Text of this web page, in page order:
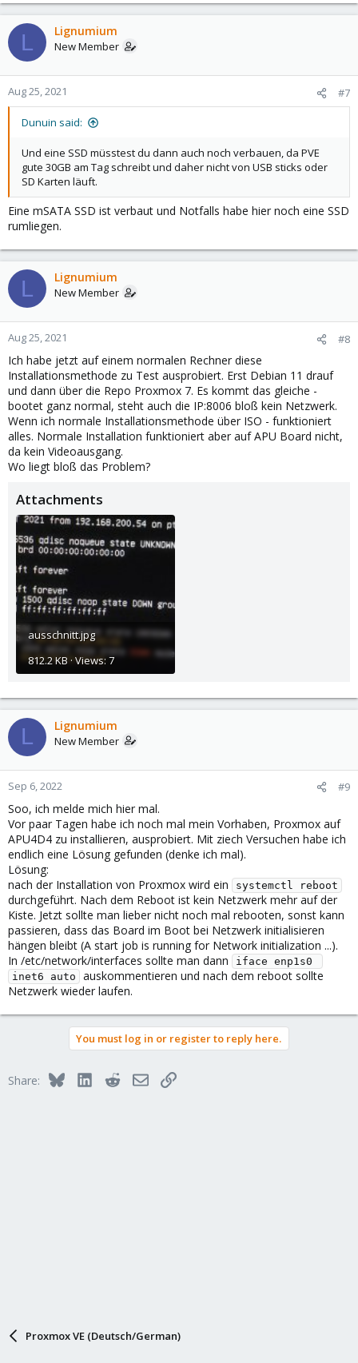
L Lignumium
New Member
Aug 25, 2021 #7
Dunuin said:
Und eine SSD müsstest du dann auch noch verbauen, da PVE
gute 30GB am Tag schreibt und daher nicht von USB sticks oder
SD Karten läuft.
Eine mSATA SSD ist verbaut und Notfalls habe hier noch eine SSD
rumliegen.
L Lignumium
New Member
Aug 25, 2021 #8
Ich habe jetzt auf einem normalen Rechner diese
Installationsmethode zu Test ausprobiert. Erst Debian 11 drauf
und dann über die Repo Proxmox 7. Es kommt das gleiche -
bootet ganz normal, steht auch die IP:8006 bloß kein Netzwerk.
Wenn ich normale Installationsmethode über ISO - funktioniert
alles. Normale Installation funktioniert aber auf APU Board nicht,
da kein Videoausgang.
Wo liegt bloß das Problem?
Attachments
ausschnitt.jpg
812.2 KB · Views: 7
L Lignumium
New Member
Sep 6, 2022 #9
Soo, ich melde mich hier mal.
Vor paar Tagen habe ich noch mal mein Vorhaben, Proxmox auf
APU4D4 zu installieren, ausprobiert. Mit ziech Versuchen habe ich
endlich eine Lösung gefunden (denke ich mal).
Lösung:
nach der Installation von Proxmox wird ein
systemctl reboot
durchgeführt. Nach dem Reboot ist kein Netzwerk mehr auf der
Kiste. Jetzt sollte man lieber nicht noch mal rebooten, sonst kann
passieren, dass das Board im Boot bei Netzwerk initialisieren
hängen bleibt (A start job is running for Network initialization ...).
In /etc/network/interfaces sollte man dann
iface enp1s0
inet6 auto
auskommentieren und nach dem reboot sollte
Netzwerk wieder laufen.
You must log in or register to reply here.
Share: BlueskyLinkedInRedditEmailLink
Proxmox VE (Deutsch/German)